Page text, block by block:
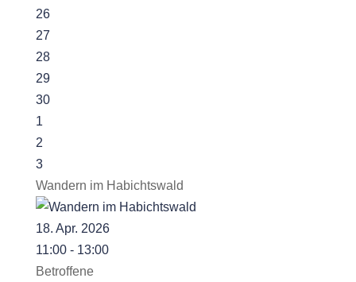
26
27
28
29
30
1
2
3
Wandern im Habichtswald
18. Apr. 2026
11:00 - 13:00
Betroffene